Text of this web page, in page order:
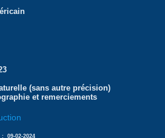
(sans autre précision)
et remerciements
: 09-02-2024